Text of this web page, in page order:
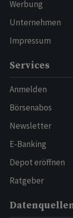
Werbung
Unternehmen
Impressum
Services
Anmelden
Börsenabos
Newsletter
E-Banking
Depot eröffnen
Ratgeber